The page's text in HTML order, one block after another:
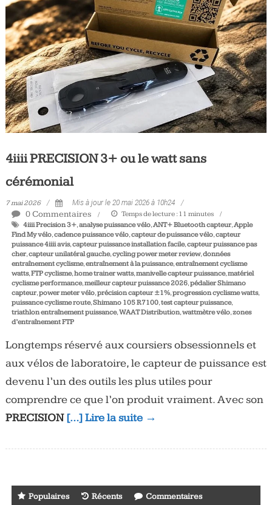
Tous
les
jours,
votre
actualité
vélo
et
triathlon
4iiii PRECISION 3+ ou le watt sans
cérémonial
7 mai 2026 Mis à jour le 20 mai 2026 à 10h24
0 Commentaires Temps de lecture : 11 minutes
4iiii Precision 3+,analyse puissance vélo,ANT+ Bluetooth capteur,Apple
Find My vélo,cadence puissance vélo,capteur de puissance vélo,capteur
puissance 4iiii avis,capteur puissance installation facile,capteur puissance pas
cher,capteur unilatéral gauche,cycling power meter review,données
entraînement cyclisme,entraînement à la puissance,entraînement cyclisme
watts,FTP cyclisme,home trainer watts,manivelle capteur puissance,matériel
cyclisme performance,meilleur capteur puissance 2026,pédalier Shimano
capteur,power meter vélo,précision capteur ±1%,progression cyclisme watts,
puissance cyclisme route,Shimano 105 R7100,test capteur puissance,
triathlon entraînement puissance,WAAT Distribution,wattmètre vélo,zones
d’entraînement FTP
Longtemps réservé aux coursiers obsessionnels et
aux vélos de laboratoire, le capteur de puissance est
devenu l’un des outils les plus utiles pour
comprendre ce que l’on produit vraiment. Avec son
PRECISION[…] Lire la suite →
Populaires Récents Commentaires